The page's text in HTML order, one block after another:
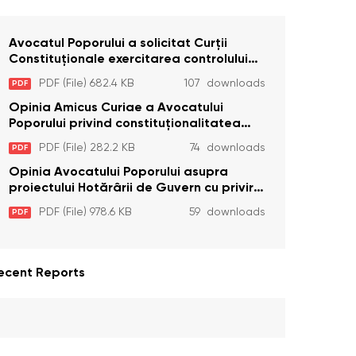
Avocatul Poporului a solicitat Curţii
Constituţionale exercitarea controlului
constituţionalităţii unor prevederi cu
privire la plata alocației sociale de stat
persoanelor cu dizabilitați care sunt
private de liberate
PDF PDF (File) 682.4 KB 107 downloads
Opinia Amicus Curiae a Avocatului
Poporului privind constituționalitatea
unor prevederi care interzic angajarea în
organizațiile de pază particulară a
persoanelor condamnate pentru
comiterea cu intenție a unor infracțiuni a
fost luată în considerare de Curtea
Constituțională
PDF PDF (File) 282.2 KB 74 downloads
Opinia Avocatului Poporului asupra
proiectului Hotărârii de Guvern cu privire
la aprobarea proiectului de lege privind
activitatea sanitară veterinarăa
PDF PDF (File) 978.6 KB 59 downloads
Reports